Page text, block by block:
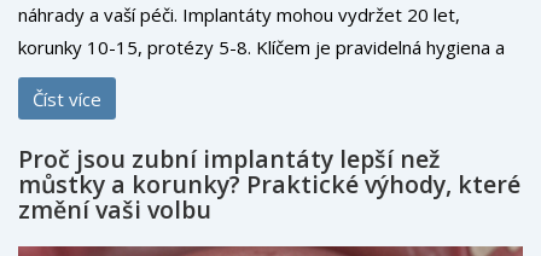
náhrady a vaší péči. Implantáty mohou vydržet 20 let,
korunky 10-15, protézy 5-8. Klíčem je pravidelná hygiena a
kontrola.
Číst více
Proč jsou zubní implantáty lepší než
můstky a korunky? Praktické výhody, které
změní vaši volbu